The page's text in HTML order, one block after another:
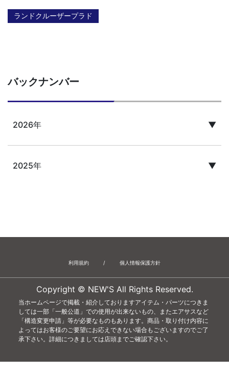
ランドクルーザープラド
バックナンバー
2026年
▼
2025年
▼
利用規約 / 個人情報保護方針
Copyright © NEW'S All Rights Reserved.
当ホームページで掲載・紹介しておりますアイテム・パーツにつきま
しては一部「一般公道」での使用が出来ないもの、またエアサスなど
「構造変更申請」等が必要なものもあります。商品・取り付け内容に
よってはお客様のご要望にお応えできない場合もございますのでご了
承下さい。詳細につきましては店頭までご確認下さい。